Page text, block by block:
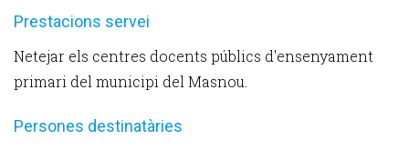
Prestacions servei
Netejar els centres docents públics d'ensenyament
primari del municipi del Masnou.
Persones destinatàries